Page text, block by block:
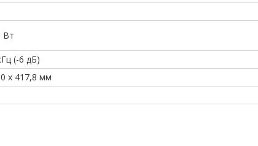
Вт
(-6 дБ)
x 417,8 мм